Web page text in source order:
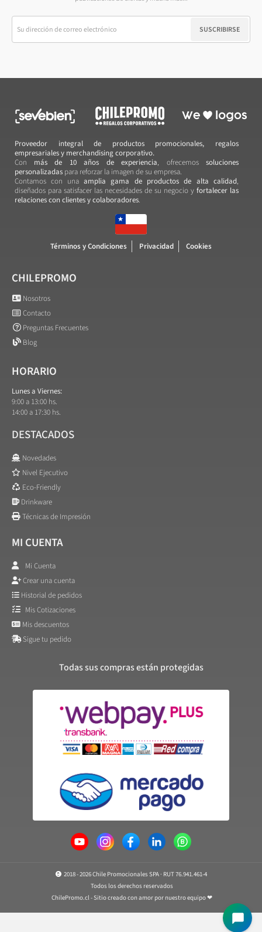
SUSCRIBIRSE
Proveedor integral de productos promocionales, regalos
empresariales y merchandising corporativo.
Con más de 10 años de experiencia, ofrecemos soluciones
personalizadas para reforzar la imagen de su empresa.
Contamos con una amplia gama de productos de alta calidad,
diseñados para satisfacer las necesidades de su negocio y fortalecer las
relaciones con clientes y colaboradores.
Términos y Condiciones Privacidad Cookies
CHILEPROMO
Nosotros
Contacto
Preguntas Frecuentes
Blog
HORARIO
Lunes a Viernes:
9:00 a 13:00 hs.
14:00 a 17:30 hs.
DESTACADOS
Novedades
Nivel Ejecutivo
Eco-Friendly
Drinkware
Técnicas de Impresión
MI CUENTA
Mi Cuenta
Crear una cuenta
Historial de pedidos
Mis Cotizaciones
Mis descuentos
Sigue tu pedido
Todas sus compras están protegidas
2018 - 2026 Chile Promocionales SPA · RUT 76.941.461-4
Todos los derechos reservados
ChilePromo.cl - Sitio creado con amor por nuestro equipo ❤